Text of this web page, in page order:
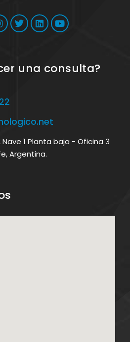
una consulta?
1 Planta baja - Oficina 3
Argentina.